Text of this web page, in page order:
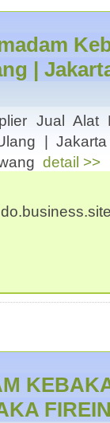
|
Jual Alat
|
detail >>